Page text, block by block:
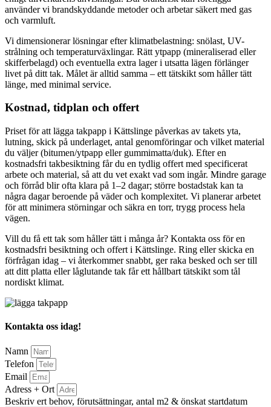
använder vi brandskyddande metoder och arbetar säkert med gas
och varmluft.
Vi dimensionerar lösningar efter klimatbelastning: snölast, UV-
strålning och temperaturväxlingar. Rätt ytpapp (mineraliserad eller
skifferbelagd) och eventuella extra lager i utsatta lägen förlänger
livet på ditt tak. Målet är alltid samma – ett tätskikt som håller tätt
länge, med minimal service.
Kostnad, tidplan och offert
Priset för att lägga takpapp i Kättslinge påverkas av takets yta,
lutning, skick på underlaget, antal genomföringar och vilket material
du väljer (bitumen/ytpapp eller gummimatta/duk). Efter en
kostnadsfri takbesiktning får du en tydlig offert med specificerat
arbete och material, så att du vet exakt vad som ingår. Mindre garage
och förråd blir ofta klara på 1–2 dagar; större bostadstak kan ta
några dagar beroende på väder och komplexitet. Vi planerar arbetet
för att minimera störningar och säkra en torr, trygg process hela
vägen.
Vill du få ett tak som håller tätt i många år? Kontakta oss för en
kostnadsfri besiktning och offert i Kättslinge. Ring eller skicka en
förfrågan idag – vi återkommer snabbt, ger raka besked och ser till
att ditt platta eller låglutande tak får ett hållbart tätskikt som tål
nordiskt klimat.
Kontakta oss idag!
Namn
Telefon
Email
Adress + Ort
Beskriv ert behov, förutsättningar, antal m2 & önskat startdatum